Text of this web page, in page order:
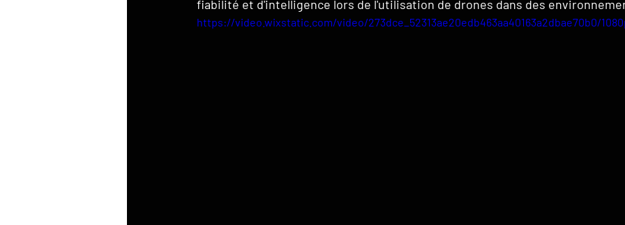
fiabilité et d'intelligence lors de l'utilisation de drones dans des
https://video.wixstatic.com/video/273dce_52313ae20edb463aa40163a2dbae70b0/